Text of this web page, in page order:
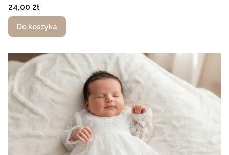
Cena
24,00 zł
Do koszyka